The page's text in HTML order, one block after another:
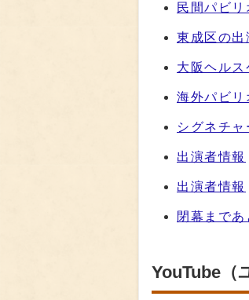
民間パビ
東成区の出
大阪ヘル
海外パビリ
シグネチ
出演者情報
出演者情報
閉幕まであ
YouTube（